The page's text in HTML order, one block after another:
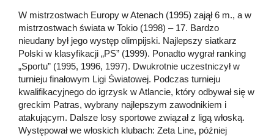
W mistrzostwach Europy w Atenach (1995) zajął 6 m., a w
mistrzostwach świata w Tokio (1998) – 17. Bardzo
nieudany był jego występ olimpijski. Najlepszy siatkarz
Polski w klasyfikacji „PS” (1999). Ponadto wygrał ranking
„Sportu” (1995, 1996, 1997). Dwukrotnie uczestniczył w
turnieju finałowym Ligi Światowej. Podczas turnieju
kwalifikacyjnego do igrzysk w Atlancie, który odbywał się w
greckim Patras, wybrany najlepszym zawodnikiem i
atakującym. Dalsze losy sportowe związał z ligą włoską.
Występował we włoskich klubach: Zeta Line, później